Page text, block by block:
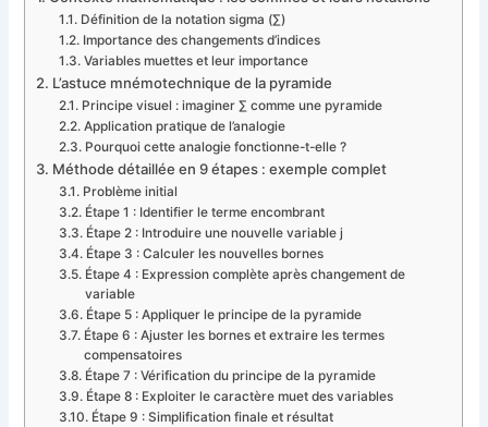
Définition de la notation sigma (∑)
Importance des changements d’indices
Variables muettes et leur importance
L’astuce mnémotechnique de la pyramide
Principe visuel : imaginer ∑ comme une pyramide
Application pratique de l’analogie
Pourquoi cette analogie fonctionne-t-elle ?
Méthode détaillée en 9 étapes : exemple complet
Problème initial
Étape 1 : Identifier le terme encombrant
Étape 2 : Introduire une nouvelle variable j
Étape 3 : Calculer les nouvelles bornes
Étape 4 : Expression complète après changement de
variable
Étape 5 : Appliquer le principe de la pyramide
Étape 6 : Ajuster les bornes et extraire les termes
compensatoires
Étape 7 : Vérification du principe de la pyramide
Étape 8 : Exploiter le caractère muet des variables
Étape 9 : Simplification finale et résultat